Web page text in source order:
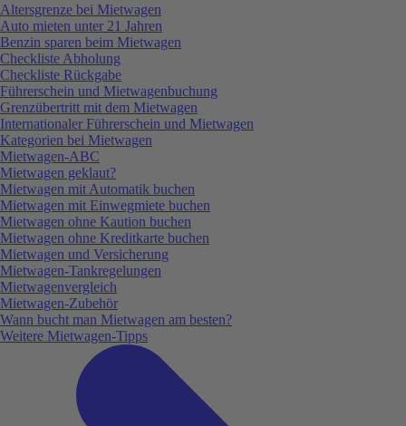
Altersgrenze bei Mietwagen
Auto mieten unter 21 Jahren
Benzin sparen beim Mietwagen
Checkliste Abholung
Checkliste Rückgabe
Führerschein und Mietwagenbuchung
Grenzübertritt mit dem Mietwagen
Internationaler Führerschein und Mietwagen
Kategorien bei Mietwagen
Mietwagen-ABC
Mietwagen geklaut?
Mietwagen mit Automatik buchen
Mietwagen mit Einwegmiete buchen
Mietwagen ohne Kaution buchen
Mietwagen ohne Kreditkarte buchen
Mietwagen und Versicherung
Mietwagen-Tankregelungen
Mietwagenvergleich
Mietwagen-Zubehör
Wann bucht man Mietwagen am besten?
Weitere Mietwagen-Tipps